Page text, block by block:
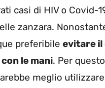
casi di HIV o Covid-
zanzara.
preferibile evitare
le mani. Per questo
meglio utilizzare